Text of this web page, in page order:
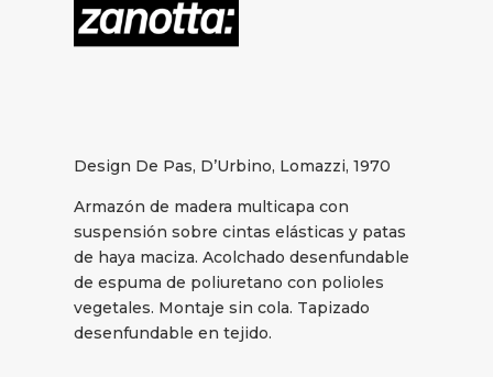
Design De Pas, D’Urbino, Lomazzi, 1970
Armazón de madera multicapa con
suspensión sobre cintas elásticas y patas
de haya maciza. Acolchado desenfundable
de espuma de poliuretano con polioles
vegetales. Montaje sin cola. Tapizado
desenfundable en tejido.